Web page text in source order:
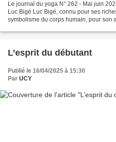
Le journal du yoga N° 262 - Mai juin
Luc Bigé Luc Bigé, connu pour ses
symbolisme du corps humain, pour son
L’esprit du débutant
Publié le 16/04/2025 à 15:30
Par UCY